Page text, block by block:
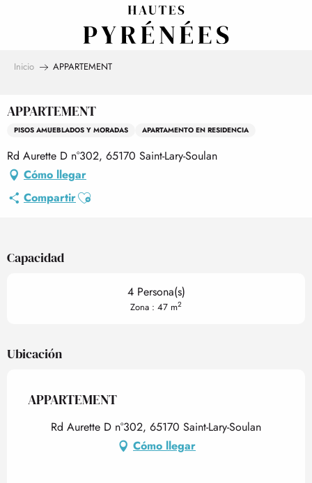
Inicio APPARTEMENT
APPARTEMENT
PISOS AMUEBLADOS Y MORADAS APARTAMENTO EN RESIDENCIA
Rd Aurette D n°302, 65170 Saint-Lary-Soulan
Cómo llegar
CompartirAjouter aux favoris
Capacidad
4 Persona(s)
Zona : 47 m2
Ubicación
APPARTEMENT
Rd Aurette D n°302, 65170 Saint-Lary-Soulan
Cómo llegar